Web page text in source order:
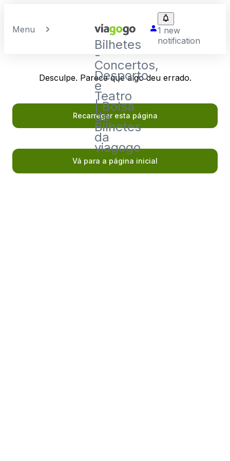
Menu
Bilhetes
-
Concertos,
Desporto
e
Teatro
| Bolsa
de
Bilhetes
da
viagogo
1 new
notification
Desculpe. Parece que algo deu errado.
Recarregar esta página
Vá para a página inicial